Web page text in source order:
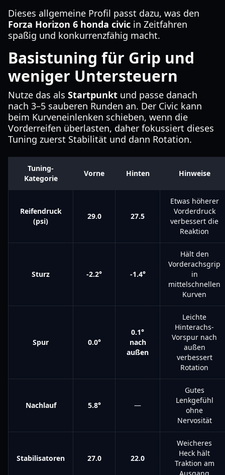
Dieses allgemeine Profil passt dazu, was den
Forza Horizon 6 honda civic in Zeitfahren
spaßig und konkurrenzfähig macht.
Basistuning für Grip und
weniger Untersteuern
Nutze das als Startpunkt und passe danach
nach 3–5 sauberen Runden an. Der Civic kann
beim Kurveneinlenken schieben, wenn die
Vorderreifen überlasten, daher fokussiert dieses
Tuning zuerst Stabilität und dann Rotation.
Tuning-
Kategorie
Vorne Hinten Hinweise
Reifendruck
(psi)
29.0 27.5
Etwas höherer
Vorderdruck
verbessert die
Reaktion
Sturz -2.2° -1.4°
Hält den
Vorderachsgrip
in
mittelschnellen
Kurven
Spur 0.0°
0.1°
nach
außen
Leichte
Hinterachs-
Vorspur nach
außen
verbessert
Rotation
Nachlauf 5.8° —
Gutes
Lenkgefühl
ohne
Nervosität
Stabilisatoren 27.0 22.0
Weicheres
Heck hält
Traktion am